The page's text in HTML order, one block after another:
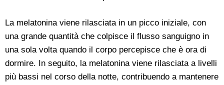
La melatonina viene rilasciata in un picco iniziale, con
una grande quantità che colpisce il flusso sanguigno in
una sola volta quando il corpo percepisce che è ora di
dormire. In seguito, la melatonina viene rilasciata a livelli
più bassi nel corso della notte, contribuendo a mantenere